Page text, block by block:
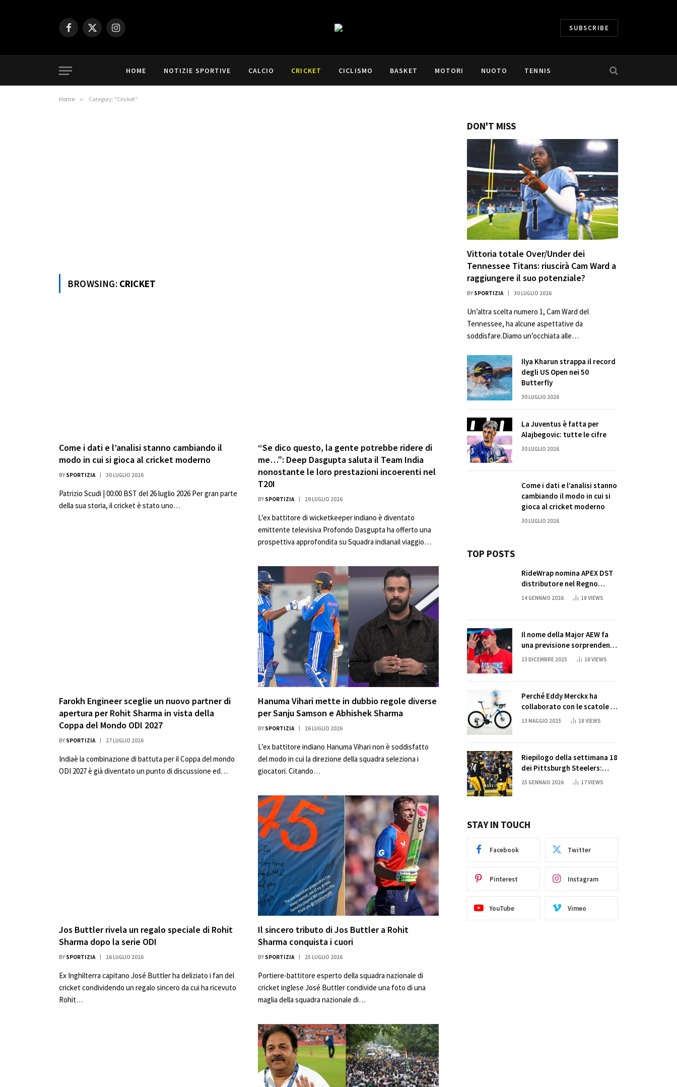
Facebook
X
Instagram SUBSCRIBE
HOME NOTIZIE SPORTIVE CALCIO CRICKET CICLISMO BASKET MOTORI NUOTO TENNIS
Home » Category: "Cricket"
BROWSING: CRICKET
Come i dati e l’analisi stanno cambiando il
modo in cui si gioca al cricket moderno
BY SPORTIZIA 30 LUGLIO 2026
Patrizio Scudi | 00:00 BST del 26 luglio 2026 Per gran parte
della sua storia, il cricket è stato uno…
“Se dico questo, la gente potrebbe ridere di
me…”: Deep Dasgupta saluta il Team India
nonostante le loro prestazioni incoerenti nel
T20I
BY SPORTIZIA 29 LUGLIO 2026
L’ex battitore di wicketkeeper indiano è diventato
emittente televisiva Profondo Dasgupta ha offerto una
prospettiva approfondita su Squadra indianail viaggio…
Farokh Engineer sceglie un nuovo partner di
apertura per Rohit Sharma in vista della
Coppa del Mondo ODI 2027
BY SPORTIZIA 27 LUGLIO 2026
Indiaè la combinazione di battuta per il Coppa del mondo
ODI 2027 è già diventato un punto di discussione ed…
Hanuma Vihari mette in dubbio regole diverse
per Sanju Samson e Abhishek Sharma
BY SPORTIZIA 26 LUGLIO 2026
L’ex battitore indiano Hanuma Vihari non è soddisfatto
del modo in cui la direzione della squadra seleziona i
giocatori. Citando…
Jos Buttler rivela un regalo speciale di Rohit
Sharma dopo la serie ODI
BY SPORTIZIA 26 LUGLIO 2026
Ex Inghilterra capitano José Buttler ha deliziato i fan del
cricket condividendo un regalo sincero da cui ha ricevuto
Rohit…
Il sincero tributo di Jos Buttler a Rohit
Sharma conquista i cuori
BY SPORTIZIA 25 LUGLIO 2026
Portiere-battitore esperto della squadra nazionale di
cricket inglese José Buttler condivide una foto di una
maglia della squadra nazionale di…
DON'T MISS
Vittoria totale Over/Under dei
Tennessee Titans: riuscirà Cam Ward a
raggiungere il suo potenziale?
BY SPORTIZIA 30 LUGLIO 2026
Un’altra scelta numero 1, Cam Ward del
Tennessee, ha alcune aspettative da
soddisfare.Diamo un’occhiata alle…
Ilya Kharun strappa il record
degli US Open nei 50
Butterfly
30 LUGLIO 2026
La Juventus è fatta per
Alajbegovic: tutte le cifre
30 LUGLIO 2026
Come i dati e l’analisi stanno
cambiando il modo in cui si
gioca al cricket moderno
30 LUGLIO 2026
TOP POSTS
RideWrap nomina APEX DST
distributore nel Regno
Unito
14 GENNAIO 2026 18 VIEWS
Il nome della Major AEW fa
una previsione sorprendente
per la partita di ritiro di
13 DICEMBRE 2025 18 VIEWS
Perché Eddy Merckx ha
collaborato con le scatole di
succo di Sun Capri
13 MAGGIO 2025 18 VIEWS
Riepilogo della settimana 18
dei Pittsburgh Steelers:
credi nei miracoli?
25 GENNAIO 2026 17VIEWS
STAY IN TOUCH
Facebook Twitter
Pinterest Instagram
YouTube Vimeo